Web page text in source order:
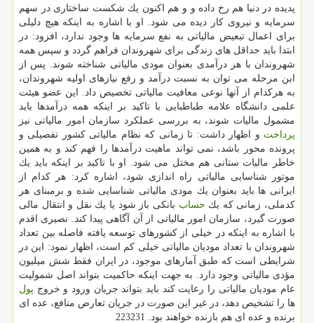
پدیده در دنیا هم رخ داده و و هم اكنون یك شكست ساختاری در سهم
سرمایه و نیروی كار دیده می شود. او با اشاره به اینكه هیچ دلیلی
برای اعمال تبعیض مالیاتی به نفع سرمایه ها وجود ندارد، افزود: در
ابتدا باید حداقل های زندگی برای شهروندان فراهم گردد و سپس همه
شهروندان با هر درآمدی بعنوان مودی مالیاتی شناخته شوند. پس از
این مرحله می توان به نسبت درآمد و رفع نیازهای اولیه شهروندان،
به هركدام از آنها نوعی معافیت مالیاتی تخصیص داد. این عضو هیئت
علمی دانشگاه علامه طباطبایی با تاكید بر اینكه همه درآمدها باید
مشمول مالیات شوند، به بررسی عملكرد سازمان امور مالیاتی نیز
پرداخت و اظهار داشت: تا زمانی كه نظام مالیاتی كشور تفصیلی و
پرونده محور باشد، نمی تواند ماهیت درآمدها را فهم كند و به همین
خاطر مالیات ستانی هم مختل می شود. او با تاكید بر اینكه باید یك
موتور شناسایی مالیاتی راه اندازی شود، اشاره كرد: هر كدام از
ایرانی ها باید بعنوان یك مودی مالیاتی شناسایی شده و برمبنای هر
كدملی، زمانی كه یك حساب بانكی باز شود یا یك نقل و انتقال مالی
صورت گیرد، سازمان امور مالیاتی از آن آگاهی پیدا كند. نصیری اقدم
با اشاره به اینكه در خیلی از كشورهای توسعه یافته فاصله بین تعداد
شهروندان با تعداد مودیان مالیاتی خیلی كم است، اظهار نمود: این در
شرایطی است كه طبق آمارهای موجود، در ایران فقط شش میلیون
مؤدی مالیاتی وجود دارد. به جهت اینكه حاكمیت بتواند اصل شمولیت
عام مودیان مالیاتی را رعایت كند باید بتواند جریان ورود و خروج پول
ها را تشخیص دهد، در غیر این صورت در جریان تعارض منافع، عده ای
برنده و عده ای هم بازنده خواهند بود. 223231